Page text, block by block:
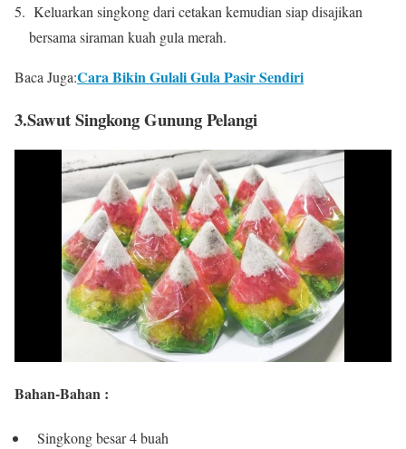
Keluarkan singkong dari cetakan kemudian siap disajikan
bersama siraman kuah gula merah.
Baca Juga:Cara Bikin Gulali Gula Pasir Sendiri
3.Sawut Singkong Gunung Pelangi
Bahan-Bahan :
Singkong besar 4 buah